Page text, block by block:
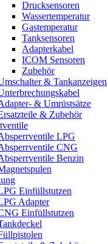
Drucksensoren
Wassertemperatur
Gastemperatur
Tanksensoren
Adapterkabel
ICOM Sensoren
Zubehör
& Tankanzeigen
& Umrüstsätze
& Zubehör
LPG
CNG
Benzin
Einfüllstutzen
Adapter
Einfüllstutzen